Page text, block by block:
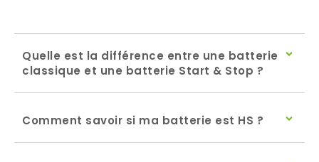
Quelle est la différence entre une batterie
classique et une batterie Start & Stop ?
Comment savoir si ma batterie est HS ?